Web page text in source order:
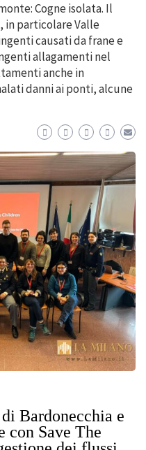
Cogne isolata. Il
particolare Valle
causati da frane e
allagamenti nel
anche in
danni ai ponti, alcune
Bardonecchia e
con Save The